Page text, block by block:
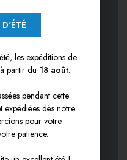
les expéditions de
partir du 18 août.
pendant cette
expédiées dès notre
pour votre
patience.